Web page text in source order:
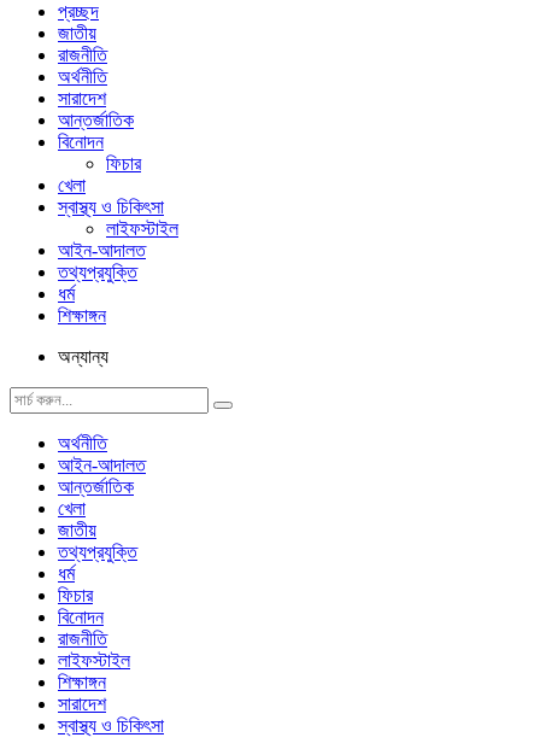
প্রচ্ছদ
জাতীয়
রাজনীতি
অর্থনীতি
সারাদেশ
আন্তর্জাতিক
বিনোদন
ফিচার
খেলা
স্বাস্থ্য ও চিকিৎসা
লাইফস্টাইল
আইন-আদালত
তথ্যপ্রযুক্তি
ধর্ম
শিক্ষাঙ্গন
অন্যান্য
অর্থনীতি
আইন-আদালত
আন্তর্জাতিক
খেলা
জাতীয়
তথ্যপ্রযুক্তি
ধর্ম
ফিচার
বিনোদন
রাজনীতি
লাইফস্টাইল
শিক্ষাঙ্গন
সারাদেশ
স্বাস্থ্য ও চিকিৎসা